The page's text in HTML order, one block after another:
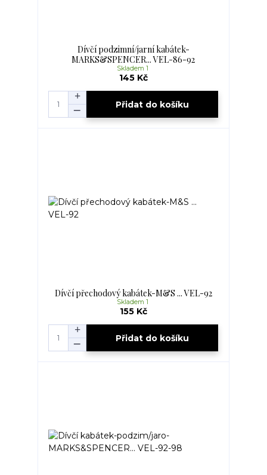
Dívčí podzimní/jarní kabátek-
MARKS&SPENCER... VEL-86-92
145 Kč
Skladem 1
Přidat do košíku
Dívčí přechodový kabátek-M&S ... VEL-92
155 Kč
Skladem 1
Přidat do košíku